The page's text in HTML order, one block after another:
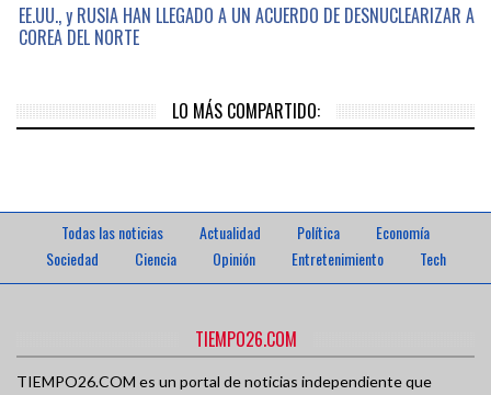
EE.UU., y RUSIA HAN LLEGADO A UN ACUERDO DE DESNUCLEARIZAR A
COREA DEL NORTE
LO MÁS COMPARTIDO:
Todas las noticias Actualidad Política
Economía
Sociedad
Ciencia Opinión Entretenimiento Tech
TIEMPO26.COM
TIEMPO26.COM es un portal de noticias independiente que